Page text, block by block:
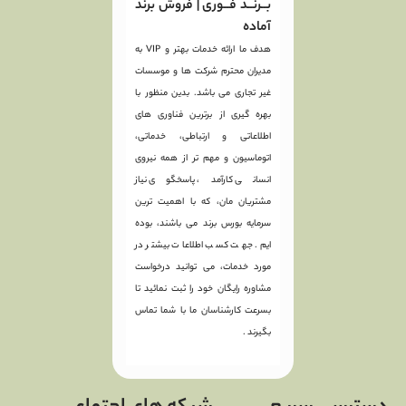
بــرنــد فــوری | فروش برند
آماده
هدف ما ارائه خدمات بهتر و VIP به
مدیران محترم شرکت ها و موسسات
غیر تجاری می باشد. بدین منظور با
بهره گیری از برترین فناوری های
اطلاعاتی و ارتباطی، خدماتی،
اتوماسیون و مهم تر از همه نیروی
انسانی کارآمد، پاسخگوی نیاز
مشتریان مان، که با اهمیت ترین
سرمایه بورس برند می باشند، بوده
ایم. جهت کسب اطلاعات بیشتر در
مورد خدمات، می توانید درخواست
مشاوره رایگان خود را ثبت نمائید تا
بسرعت کارشناسان ما با شما تماس
بگیرند .